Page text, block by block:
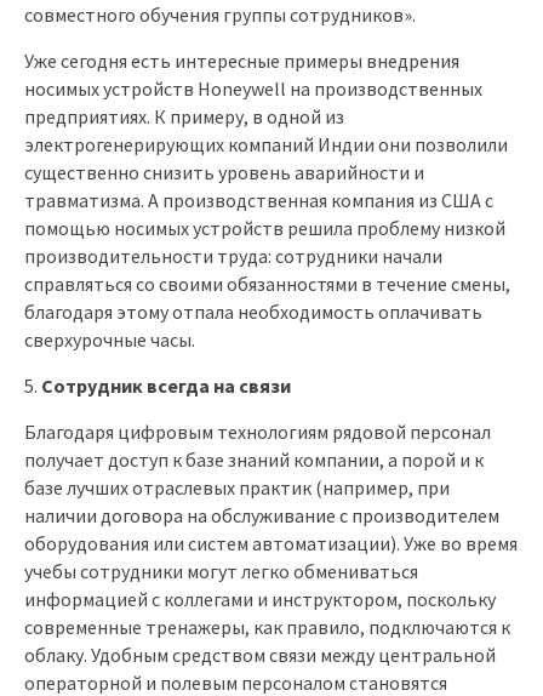
совместного обучения группы сотрудников».
Уже сегодня есть интересные примеры внедрения
носимых устройств Honeywell на производственных
предприятиях. К примеру, в одной из
электрогенерирующих компаний Индии они позволили
существенно снизить уровень аварийности и
травматизма. А производственная компания из США с
помощью носимых устройств решила проблему низкой
производительности труда: сотрудники начали
справляться со своими обязанностями в течение смены,
благодаря этому отпала необходимость оплачивать
сверхурочные часы.
Сотрудник всегда на связи
Благодаря цифровым технологиям рядовой персонал
получает доступ к базе знаний компании, а порой и к
базе лучших отраслевых практик (например, при
наличии договора на обслуживание с производителем
оборудования или систем автоматизации). Уже во время
учебы сотрудники могут легко обмениваться
информацией с коллегами и инструктором, поскольку
современные тренажеры, как правило, подключаются к
облаку. Удобным средством связи между центральной
операторной и полевым персоналом становятся